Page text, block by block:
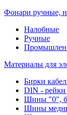
Фонари ручные,
Налобные
Ручные
Материалы для
Бирки
DIN - рейки
Шины "0",
Шины